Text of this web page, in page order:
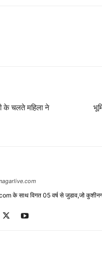
के चलते महिला ने
के साथ विगत 05 वर्ष से जुडाव,जो